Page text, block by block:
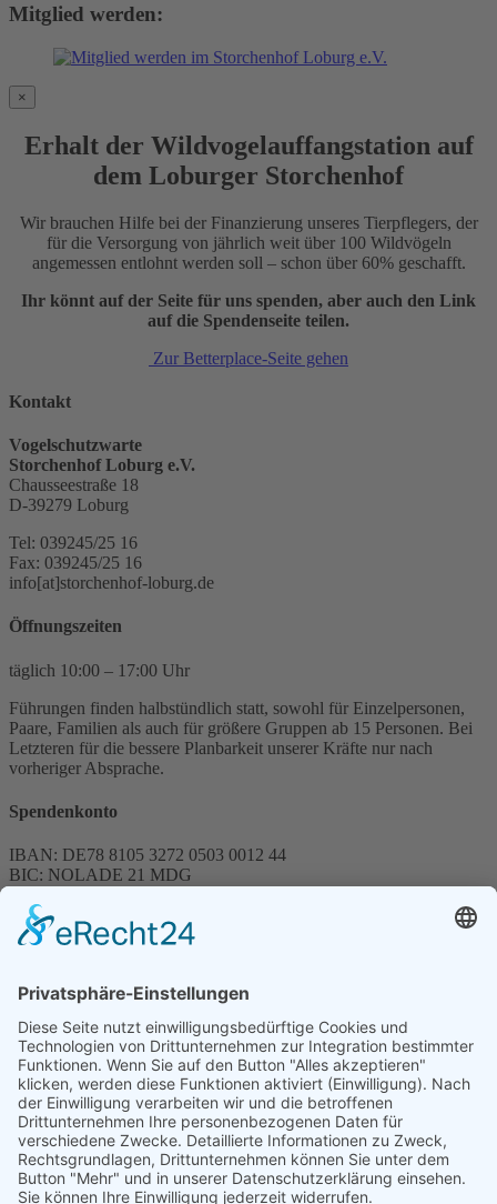
Mitglied werden:
×
Erhalt der Wildvogelauffangstation auf
dem Loburger Storchenhof
Wir brauchen Hilfe bei der Finanzierung unseres Tierpflegers, der
für die Versorgung von jährlich weit über 100 Wildvögeln
angemessen entlohnt werden soll – schon über 60% geschafft.
Ihr könnt auf der Seite für uns spenden, aber auch den Link
auf die Spendenseite teilen.
Zur Betterplace-Seite gehen
Kontakt
Vogelschutzwarte
Storchenhof Loburg e.V.
Chausseestraße 18
D-39279 Loburg
Tel: 039245/25 16
Fax: 039245/25 16
info[at]storchenhof-loburg.de
Öffnungszeiten
täglich 10:00 – 17:00 Uhr
Führungen finden halbstündlich statt, sowohl für Einzelpersonen,
Paare, Familien als auch für größere Gruppen ab 15 Personen. Bei
Letzteren für die bessere Planbarkeit unserer Kräfte nur nach
vorheriger Absprache.
Spendenkonto
IBAN: DE78 8105 3272 0503 0012 44
BIC: NOLADE 21 MDG
Spenden können steuerlich abgesetzt werden
Förderung
© 1987 – 2025
Storchenhof Loburg e.V.
Alle Rechte vorbehalten.
Cookie-Einstellungen
Navigation überspringen